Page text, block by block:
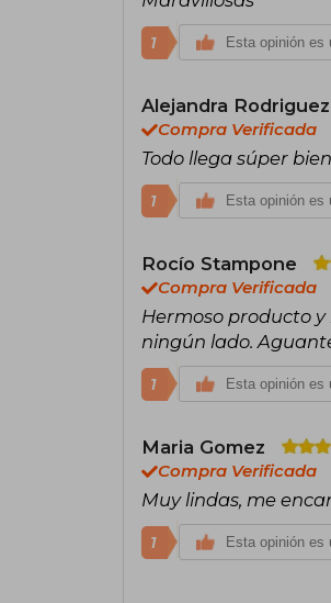
1 Esta opinión es
Alejandra Rodriguez
Compra Verificada
Todo llega súper
1 Esta opinión es
Rocío Stampone
Compra Verificada
Hermoso producto
ningún lado.
1 Esta opinión es
Maria Gomez
Compra Verificada
Muy lindas, me
1 Esta opinión es